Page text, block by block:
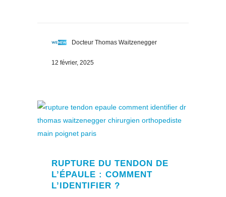
Docteur Thomas Waitzenegger
12 février, 2025
RUPTURE DU TENDON DE
L’ÉPAULE : COMMENT
L’IDENTIFIER ?